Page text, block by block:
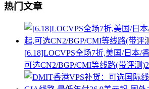
热门文章
[6.18]LOCVPS全场7折,美国/日本/
可选CN2/BGP/CMI等线路(带评测)